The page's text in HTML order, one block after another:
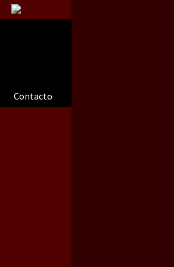
Contacto